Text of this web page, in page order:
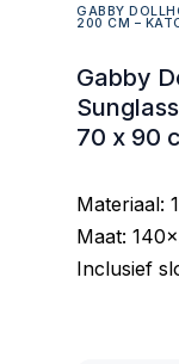
GABBY
200 CM –
Gabby
70 x 90
Materiaal:
Maat:
Inclusief